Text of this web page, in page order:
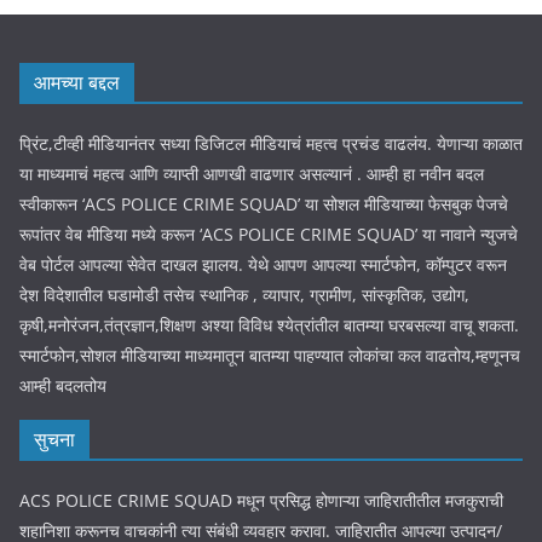
आमच्या बद्दल
प्रिंट,टीव्ही मीडियानंतर सध्या डिजिटल मीडियाचं महत्व प्रचंड वाढलंय. येणाऱ्या काळात
या माध्यमाचं महत्व आणि व्याप्ती आणखी वाढणार असल्यानं . आम्ही हा नवीन बदल
स्वीकारून ‘ACS POLICE CRIME SQUAD’ या सोशल मीडियाच्या फेसबुक पेजचे
रूपांतर वेब मीडिया मध्ये करून ‘ACS POLICE CRIME SQUAD’ या नावाने न्युजचे
वेब पोर्टल आपल्या सेवेत दाखल झालय. येथे आपण आपल्या स्मार्टफोन, कॉम्पुटर वरून
देश विदेशातील घडामोडी तसेच स्थानिक , व्यापार, ग्रामीण, सांस्कृतिक, उद्योग,
कृषी,मनोरंजन,तंत्रज्ञान,शिक्षण अश्या विविध श्येत्रांतील बातम्या घरबसल्या वाचू शकता.
स्मार्टफोन,सोशल मीडियाच्या माध्यमातून बातम्या पाहण्यात लोकांचा कल वाढतोय,म्हणूनच
आम्ही बदलतोय
सुचना
ACS POLICE CRIME SQUAD मधून प्रसिद्ध होणाऱ्या जाहिरातीतील मजकुराची
शहानिशा करूनच वाचकांनी त्या संबंधी व्यवहार करावा. जाहिरातीत आपल्या उत्पादन/